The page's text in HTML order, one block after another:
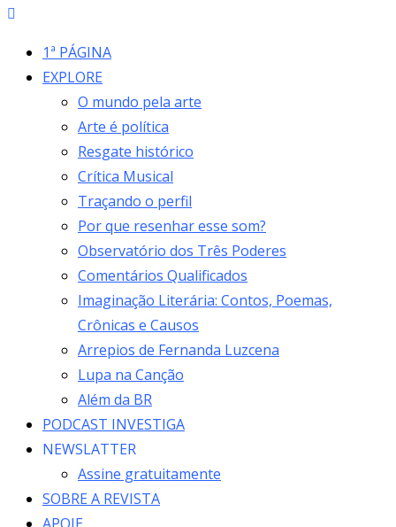
1ª PÁGINA
EXPLORE
O mundo pela arte
Arte é política
Resgate histórico
Crítica Musical
Traçando o perfil
Por que resenhar esse som?
Observatório dos Três Poderes
Comentários Qualificados
Imaginação Literária: Contos, Poemas,
Crônicas e Causos
Arrepios de Fernanda Luzcena
Lupa na Canção
Além da BR
PODCAST INVESTIGA
NEWSLATTER
Assine gratuitamente
SOBRE A REVISTA